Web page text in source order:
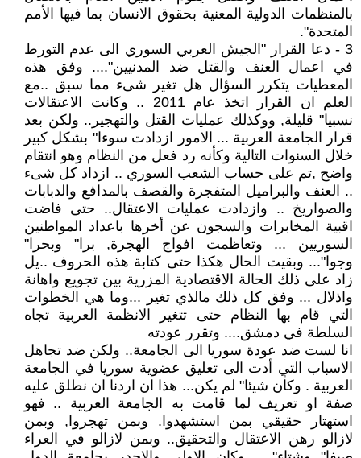
بالمنظمات الدولية المعنية بحقوق الانسان بما فيها الأمم
المتحدة".
3 - دعا القرار "الجيش العربي السوري الى عدم التورط
في اعمال العنف والقتل ضد المدنيين".... وفق هذه
المعطيات يتكرر السؤال هل تغير شىء مما سبق ..مع
العلم ان القرار اتخذ عام 2011 .. وكانت الاعتقالات
نسبيا" قليلة, ووكذلك عمليات القتل والتهجير.. ولكن بعد
قرار الجامعة العربية ... الامور ازدادت سوءا" بشكل كبير
خلال السنوات التالية وكأنه رد فعل من النظام وهو انتقام
واضح ,تم على حساب الشعب السوري .. ازداد كل شىء
.. العنف والبراميل المتفجرة والقصف بالمدافع والدبابات
والصواريخ .. وازدادت عمليات الاعتقال.. حتى فاضت
اقبية المخابرات والسجون عن أخرها باعداد المواطنين
السوريين ... وتعاظمت افواج الهجرة, برا" وبحرا"
وجوا"... وبقيت الحال هكذا حتى كتابة هذه الحروف ..يل
زاد على ذلك الحالة الاقتصادية المزرية بين تجويع واهانة
واذلال ... وفق كل ذلك مالذي تغير ...وما هي الخطوات
التي قام بها النظام حتى تتغير الانظمة العربية تجاه
السلطة في دمشق.... وتقرر عودته
انا لست ضد عودة سوريا الى الجامعة.. ولكن ضد تجاهل
الاسباب التي أدت الى تعليق عضوية سوريا في الجامعة
العربية . وكأن شيئا" لم يكن... هذا ان اردنا ان نطلق عليه
صفة او تعريف لما قامت به الجامعة العربية .. فهو
استهتار حقيقي بمن استشهدوا. وبمن تهجروا, وبمن
لازالو رهن الاعتقال والتحقيق.. وبمن لازالو في العراء